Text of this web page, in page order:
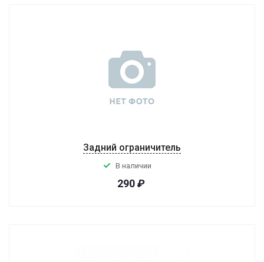
Задний ограничитель
В наличии
290₽